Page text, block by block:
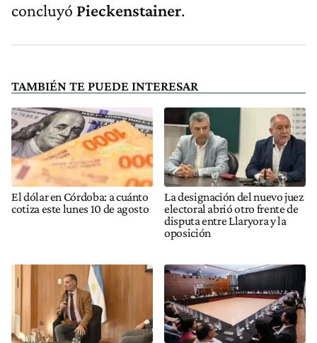
concluyó Pieckenstainer.
TAMBIÉN TE PUEDE INTERESAR
El dólar en Córdoba: a cuánto
cotiza este lunes 10 de agosto
La designación del nuevo juez
electoral abrió otro frente de
disputa entre Llaryora y la
oposición